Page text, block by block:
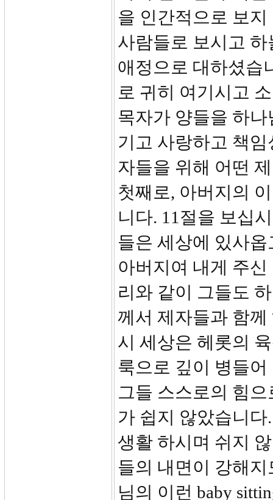
을 인간적으로 보
사람들로 보시고
애정으로 대하셨습
로 귀히 여기시고
목자가 양들을 하
기고 사랑하고 책
자들을 위해 어떤
첫째로, 아버지의
니다. 11절을 보십
들은 세상에 있사
아버지여 내게 주
리와 같이 그들도
께서 제자들과 함
시 세상은 헤롯의
룩으로 깊이 병들
그들 스스로의 힘
가 쉽지 않았습니
생활 하시며 쉬지
들의 내면이 강해
님의 이런 baby